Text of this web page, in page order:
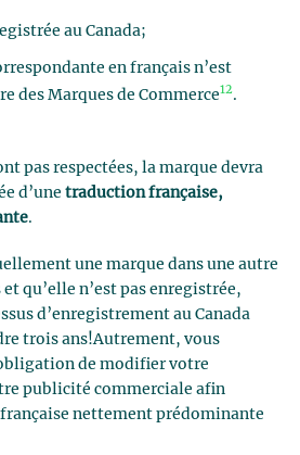
au Canada;
en français n’est
des Marques de Commerce12.
pas respectées, la marque devra
d’une traduction française,
.
une marque dans une autre
qu’elle n’est pas enregistrée,
d’enregistrement au Canada
trois ans!Autrement, vous
de modifier votre
publicité commerciale afin
nettement prédominante